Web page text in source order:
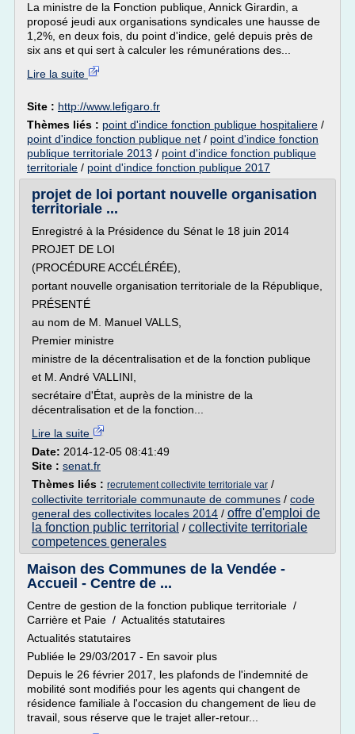
La ministre de la Fonction publique, Annick Girardin, a
proposé jeudi aux organisations syndicales une hausse de
1,2%, en deux fois, du point d'indice, gelé depuis près de
six ans et qui sert à calculer les rémunérations des...
Lire la suite
Site : http://www.lefigaro.fr
Thèmes liés : point d'indice fonction publique hospitaliere /
point d'indice fonction publique net / point d'indice fonction
publique territoriale 2013 / point d'indice fonction publique
territoriale / point d'indice fonction publique 2017
projet de loi portant nouvelle organisation
territoriale ...
Enregistré à la Présidence du Sénat le 18 juin 2014
PROJET DE LOI
(PROCÉDURE ACCÉLÉRÉE),
portant nouvelle organisation territoriale de la République,
PRÉSENTÉ
au nom de M. Manuel VALLS,
Premier ministre
ministre de la décentralisation et de la fonction publique
et M. André VALLINI,
secrétaire d'État, auprès de la ministre de la
décentralisation et de la fonction...
Lire la suite
Date: 2014-12-05 08:41:49
Site : senat.fr
Thèmes liés : recrutement collectivite territoriale var /
collectivite territoriale communaute de communes / code
general des collectivites locales 2014 / offre d'emploi de
la fonction public territorial / collectivite territoriale
competences generales
Maison des Communes de la Vendée -
Accueil - Centre de ...
Centre de gestion de la fonction publique territoriale /
Carrière et Paie / Actualités statutaires
Actualités statutaires
Publiée le 29/03/2017 - En savoir plus
Depuis le 26 février 2017, les plafonds de l'indemnité de
mobilité sont modifiés pour les agents qui changent de
résidence familiale à l'occasion du changement de lieu de
travail, sous réserve que le trajet aller-retour...